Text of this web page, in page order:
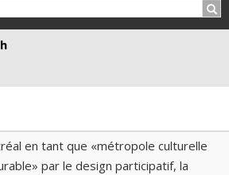
order
title in ascending order
en tant que «métropole culturelle
par le design participatif, la